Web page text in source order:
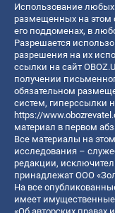
Использование любых
размещенных на этом
его поддоменах, в
Разрешается
разрешения на их
ссылки на сайт
получении
обязательном
систем, гиперссылки
https://
материал в первом
Все материалы на
исследования –
редакции,
принадлежат ООО
На все
имеет